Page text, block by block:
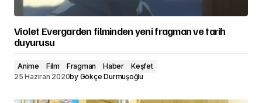
Violet Evergarden filminden yeni fragman ve tarih
duyurusu
Anime Film Fragman Haber
Keşfet
25 Haziran 2020by Gökçe Durmuşoğlu